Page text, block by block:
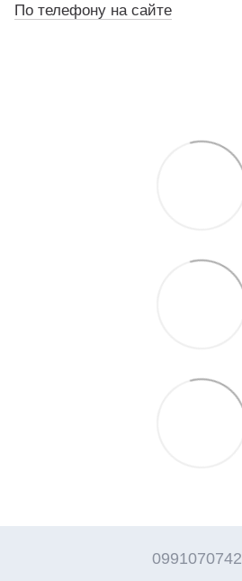
По телефону на сайте
0991070742